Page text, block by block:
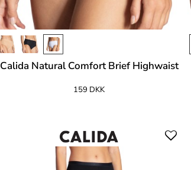
Calida Natural Comfort Brief Highwaist
159 DKK